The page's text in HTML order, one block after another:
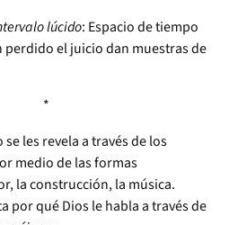
lúcido: Espacio de tiempo
perdido el juicio dan muestras de
*
les revela a través de los
medio de las formas
la construcción, la música.
por qué Dios le habla a través de